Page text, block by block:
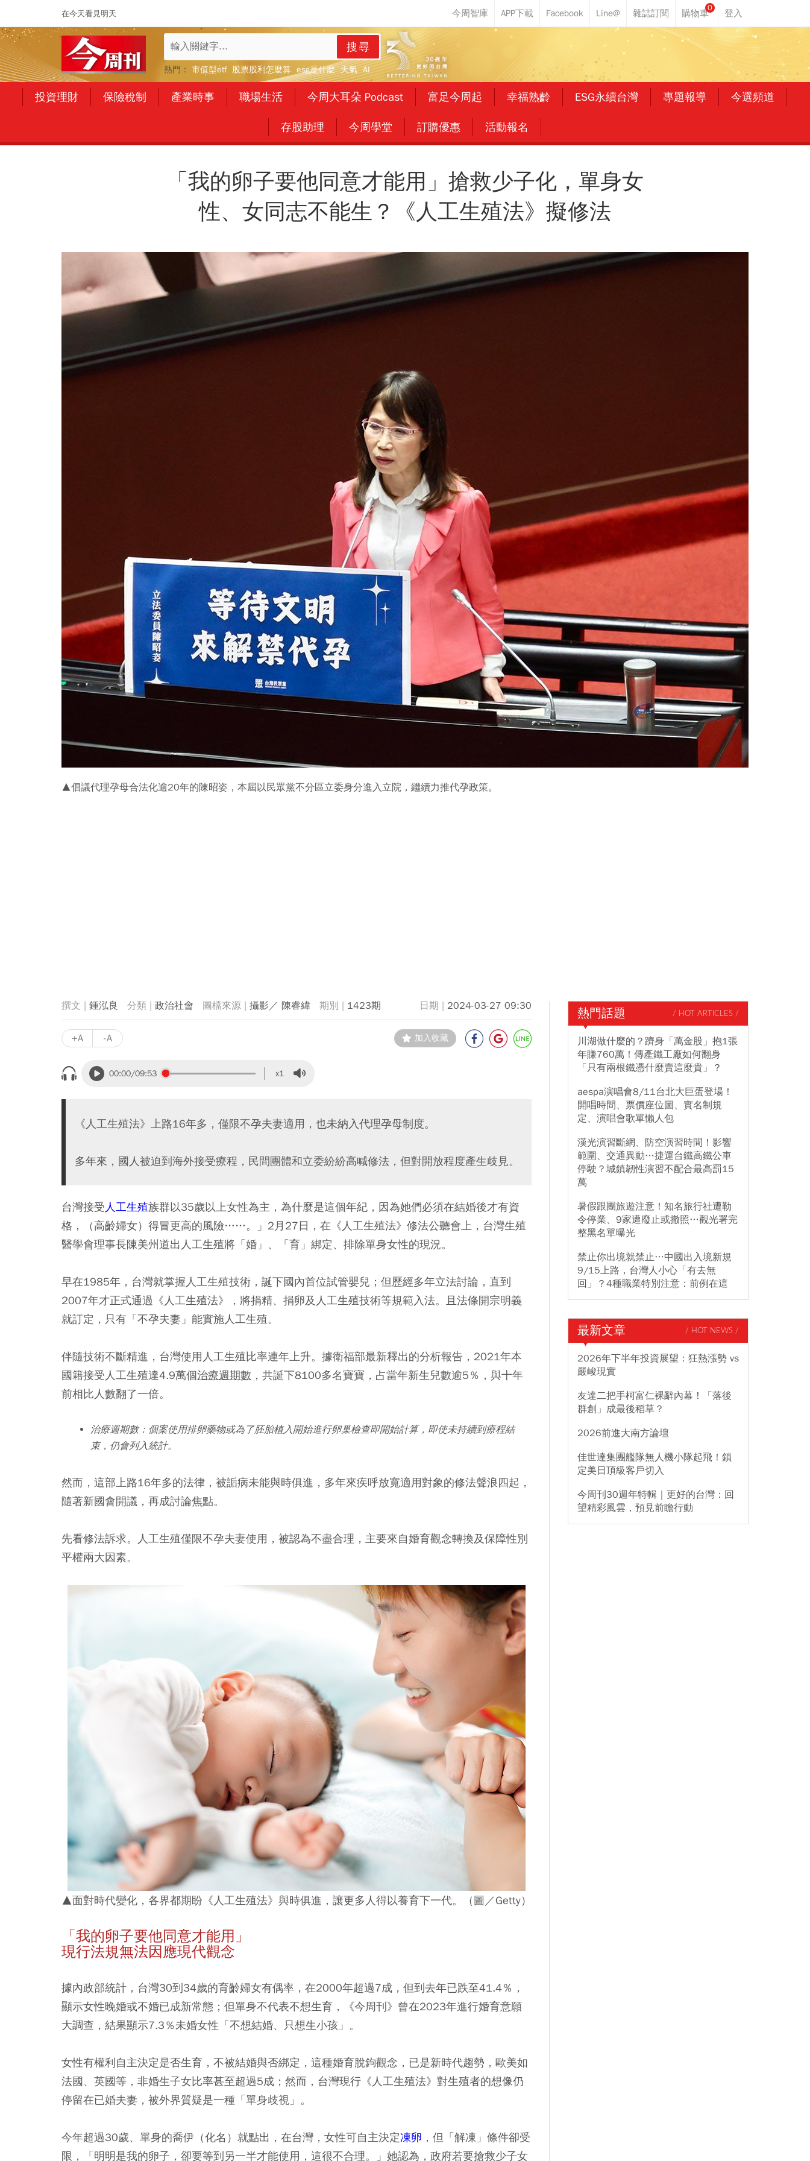
在今天看見明天
0
搜尋
熱門： 市值型etf 股票股利怎麼算 esg是什麼 天氣 AI
投資理財 保險稅制 產業時事 職場生活 今周大耳朵 Podcast 富足今周起 幸福熟齡 ESG永續台灣 專題報導 今選頻道
存股助理 今周學堂 訂購優惠 活動報名
「我的卵子要他同意才能用」搶救少子化，單身女
性、女同志不能生？《人工生殖法》擬修法
▲倡議代理孕母合法化逾20年的陳昭姿，本屆以民眾黨不分區立委身分進入立院，繼續力推代孕政策。
鍾泓良 政治社會 攝影／ 陳睿緯 1423期 2024-03-27 09:30
+A -A 加入收藏
00:00/09:53 x1
《人工生殖法》上路16年多，僅限不孕夫妻適用，也未納入代理孕母制度。
多年來，國人被迫到海外接受療程，民間團體和立委紛紛高喊修法，但對開放程度產生歧見。
台灣接受 人工生殖族群以35歲以上女性為主，為什麼是這個年紀，因為她們必須在結婚後才有資
格，（高齡婦女）得冒更高的風險……。」2月27日，在《人工生殖法》修法公聽會上，台灣生殖
醫學會理事長陳美州道出人工生殖將「婚」、「育」綁定、排除單身女性的現況。
早在1985年，台灣就掌握人工生殖技術，誕下國內首位試管嬰兒；但歷經多年立法討論，直到
2007年才正式通過《人工生殖法》，將捐精、捐卵及人工生殖技術等規範入法。且法條開宗明義
就訂定，只有「不孕夫妻」能實施人工生殖。
伴隨技術不斷精進，台灣使用人工生殖比率連年上升。據衛福部最新釋出的分析報告，2021年本
國籍接受人工生殖達4.9萬個治療週期數 ，共誕下8100多名寶寶，占當年新生兒數逾5％，與十年
前相比人數翻了一倍。
治療週期數：個案使用排卵藥物或為了胚胎植入開始進行卵巢檢查即開始計算，即使未持續到療程結
束，仍會列入統計。
然而，這部上路16年多的法律，被詬病未能與時俱進，多年來疾呼放寬適用對象的修法聲浪四起，
隨著新國會開議，再成討論焦點。
先看修法訴求。人工生殖僅限不孕夫妻使用，被認為不盡合理，主要來自婚育觀念轉換及保障性別
平權兩大因素。
▲面對時代變化，各界都期盼《人工生殖法》與時俱進，讓更多人得以養育下一代。（圖／Getty）
「我的卵子要他同意才能用」
現行法規無法因應現代觀念
據內政部統計，台灣30到34歲的育齡婦女有偶率，在2000年超過7成，但到去年已跌至41.4％，
顯示女性晚婚或不婚已成新常態；但單身不代表不想生育，《今周刊》曾在2023年進行婚育意願
大調查，結果顯示7.3％未婚女性「不想結婚、只想生小孩」。
女性有權利自主決定是否生育，不被結婚與否綁定，這種婚育脫鉤觀念，已是新時代趨勢，歐美如
法國、英國等，非婚生子女比率甚至超過5成；然而，台灣現行《人工生殖法》對生殖者的想像仍
停留在已婚夫妻，被外界質疑是一種「單身歧視」。
今年超過30歲、單身的喬伊（化名）就點出，在台灣，女性可自主決定凍卵 ，但「解凍」條件卻受
限，「明明是我的卵子，卻要等到另一半才能使用，這很不合理。」她認為，政府若要搶救少子女
熱門話題 / HOT ARTICLES /
川湖做什麼的？躋身「萬金股」抱1張
年賺760萬！傳產鐵工廠如何翻身
「只有兩根鐵憑什麼賣這麼貴」？
aespa演唱會8/11台北大巨蛋登場！
開唱時間、票價座位圖、實名制規
定、演唱會歌單懶人包
漢光演習斷網、防空演習時間！影響
範圍、交通異動…捷運台鐵高鐵公車
停駛？城鎮韌性演習不配合最高罰15
萬
暑假跟團旅遊注意！知名旅行社遭勒
令停業、9家遭廢止或撤照…觀光署完
整黑名單曝光
禁止你出境就禁止…中國出入境新規
9/15上路，台灣人小心「有去無
回」？4種職業特別注意：前例在這
最新文章 / HOT NEWS /
2026年下半年投資展望：狂熱漲勢 vs
嚴峻現實
友達二把手柯富仁裸辭內幕！「落後
群創」成最後稻草？
2026前進大南方論壇
佳世達集團艦隊無人機小隊起飛！鎖
定美日頂級客戶切入
今周刊30週年特輯｜更好的台灣：回
望精彩風雲，預見前瞻行動